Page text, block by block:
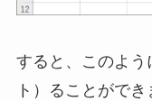
すると、このよ
ト）ることができ